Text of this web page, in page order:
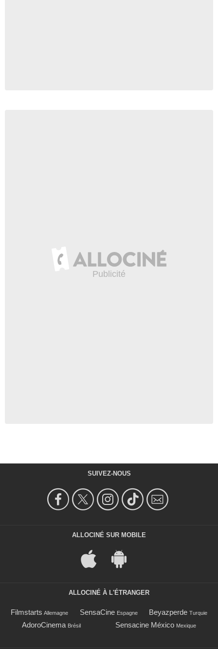
SUIVEZ-NOUS
ALLOCINÉ SUR MOBILE
ALLOCINÉ À L'ÉTRANGER
Filmstarts Allemagne SensaCine Espagne Beyazperde Turquie
AdoroCinema Brésil Sensacine México Mexique